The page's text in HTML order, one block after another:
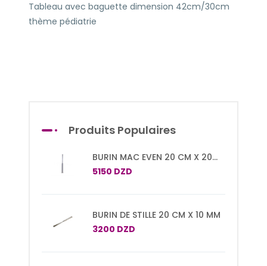
Tableau avec baguette dimension 42cm/30cm
thème pédiatrie
Produits Populaires
BURIN MAC EVEN 20 CM X 20
MM
5150 DZD
BURIN DE STILLE 20 CM X 10 MM
3200 DZD